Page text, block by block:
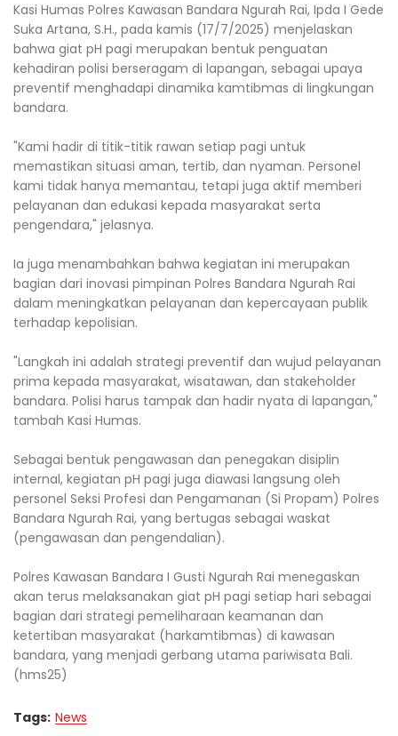
Kasi Humas Polres Kawasan Bandara Ngurah Rai, Ipda I Gede
Suka Artana, S.H., pada kamis (17/7/2025) menjelaskan
bahwa giat pH pagi merupakan bentuk penguatan
kehadiran polisi berseragam di lapangan, sebagai upaya
preventif menghadapi dinamika kamtibmas di lingkungan
bandara.
"Kami hadir di titik-titik rawan setiap pagi untuk
memastikan situasi aman, tertib, dan nyaman. Personel
kami tidak hanya memantau, tetapi juga aktif memberi
pelayanan dan edukasi kepada masyarakat serta
pengendara," jelasnya.
Ia juga menambahkan bahwa kegiatan ini merupakan
bagian dari inovasi pimpinan Polres Bandara Ngurah Rai
dalam meningkatkan pelayanan dan kepercayaan publik
terhadap kepolisian.
"Langkah ini adalah strategi preventif dan wujud pelayanan
prima kepada masyarakat, wisatawan, dan stakeholder
bandara. Polisi harus tampak dan hadir nyata di lapangan,"
tambah Kasi Humas.
Sebagai bentuk pengawasan dan penegakan disiplin
internal, kegiatan pH pagi juga diawasi langsung oleh
personel Seksi Profesi dan Pengamanan (Si Propam) Polres
Bandara Ngurah Rai, yang bertugas sebagai waskat
(pengawasan dan pengendalian).
Polres Kawasan Bandara I Gusti Ngurah Rai menegaskan
akan terus melaksanakan giat pH pagi setiap hari sebagai
bagian dari strategi pemeliharaan keamanan dan
ketertiban masyarakat (harkamtibmas) di kawasan
bandara, yang menjadi gerbang utama pariwisata Bali.
(hms25)
Tags: News